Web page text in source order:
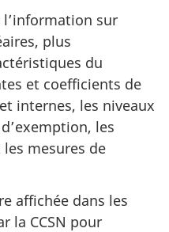
l’information sur
plus
du
et coefficients de
internes, les niveaux
les
mesures de
affichée dans les
la CCSN pour